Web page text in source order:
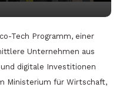
Tech Programm, einer
Unternehmen aus
digitale Investitionen
Ministerium für Wirtschaft,